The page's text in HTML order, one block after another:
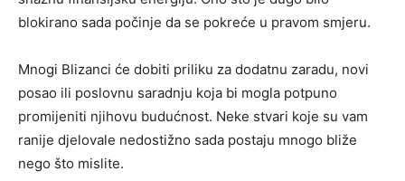
blokirano sada počinje da se pokreće u pravom smjeru.
Mnogi Blizanci će dobiti priliku za dodatnu zaradu, novi
posao ili poslovnu saradnju koja bi mogla potpuno
promijeniti njihovu budućnost. Neke stvari koje su vam
ranije djelovale nedostižno sada postaju mnogo bliže
nego što mislite.